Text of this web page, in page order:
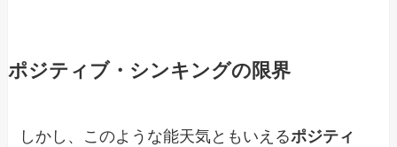
ポジティブ・シンキングの限界
しかし、このような能天気ともいえるポジティ